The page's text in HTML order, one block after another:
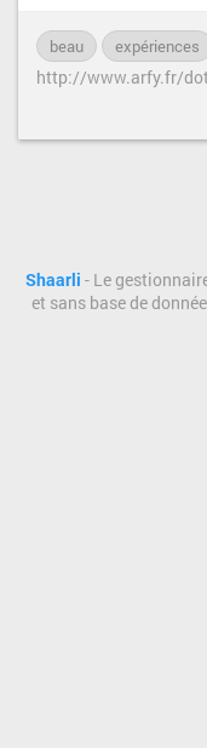
beau expériences
Shaarli - Le
et sans base de